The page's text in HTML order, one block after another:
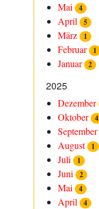
Mai 4
April 5
März 1
Februar 1
Januar 2
2025
Dezember
Oktober 4
September
August 1
Juli 1
Juni 2
Mai 4
April 4